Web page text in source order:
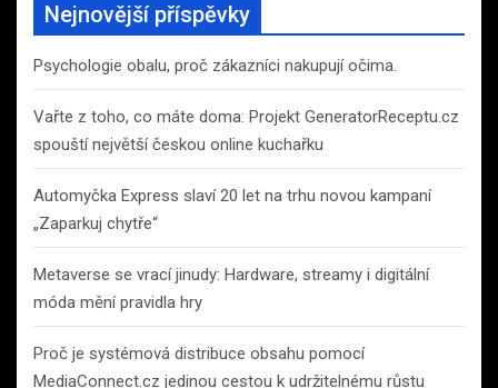
Nejnovější příspěvky
Psychologie obalu, proč zákazníci nakupují očima.
Vařte z toho, co máte doma: Projekt GeneratorReceptu.cz
spouští největší českou online kuchařku
Automyčka Express slaví 20 let na trhu novou kampaní
„Zaparkuj chytře“
Metaverse se vrací jinudy: Hardware, streamy i digitální
móda mění pravidla hry
Proč je systémová distribuce obsahu pomocí
MediaConnect.cz jedinou cestou k udržitelnému růstu